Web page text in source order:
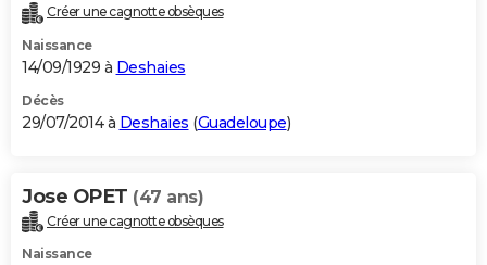
Créer une cagnotte obsèques
Naissance
14/09/1929 à Deshaies
Décès
29/07/2014 à Deshaies (Guadeloupe)
Jose OPET (47 ans)
Créer une cagnotte obsèques
Naissance